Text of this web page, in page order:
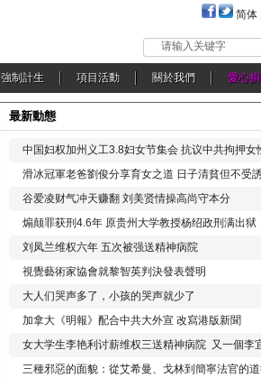
简体
请输入关键字
強制計生 項目活動 關於我們 愛心
最新動態
中国妇权加州义工3.8妇女节集会 抗议中共拘押女
滑冰冠軍老爸劉俊分享育女之道 日子清貧但不受
谷爱凌财气冲天赚翻 刘美贤情操高尚守本分
煽颠罪获刑4.6年 原贵州大学教授杨绍政刑满出狱
刘凤兰维权六年 五次被强送精神病院
視覺藝術家協會就黎智英判決發表聲明
大人们哭声多了，小孩的哭声就少了
加拿大《明報》配合中共大外宣 改寫港版新聞
女大学生李艳利讨薪维权三送精神病院 又一個李
三種邪惡的面貌：從艾希曼、戈林到簡寧法官的道